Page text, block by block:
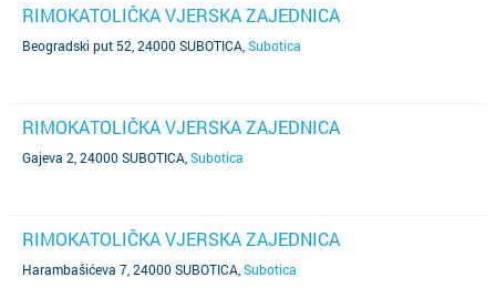
RIMOKATOLIČKA VJERSKA ZAJEDNICA
Beogradski put 52, 24000 SUBOTICA Subotica
RIMOKATOLIČKA VJERSKA ZAJEDNICA
Gajeva 2, 24000 SUBOTICA Subotica
RIMOKATOLIČKA VJERSKA ZAJEDNICA
Harambašićeva 7, 24000 SUBOTICA Subotica